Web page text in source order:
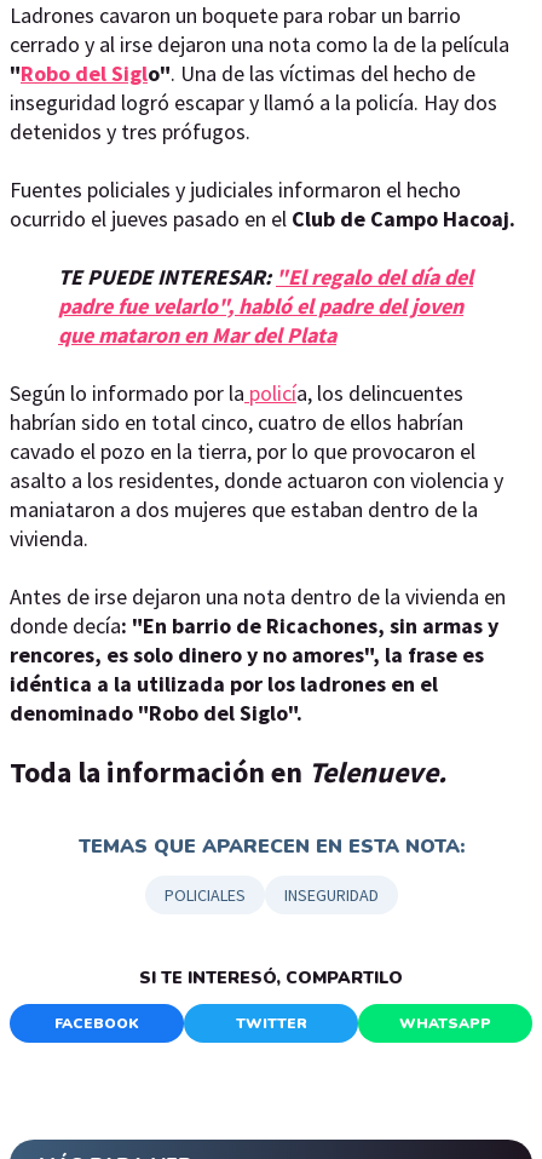
Ladrones cavaron un boquete para robar un barrio
cerrado y al irse dejaron una nota como la de la película
"Robo del Siglo". Una de las víctimas del hecho de
inseguridad logró escapar y llamó a la policía. Hay dos
detenidos y tres prófugos.
Fuentes policiales y judiciales informaron el hecho
ocurrido el jueves pasado en el Club de Campo Hacoaj.
TE PUEDE INTERESAR: "El regalo del día del
padre fue velarlo", habló el padre del joven
que mataron en Mar del Plata
Según lo informado por la policía, los delincuentes
habrían sido en total cinco, cuatro de ellos habrían
cavado el pozo en la tierra, por lo que provocaron el
asalto a los residentes, donde actuaron con violencia y
maniataron a dos mujeres que estaban dentro de la
vivienda.
Antes de irse dejaron una nota dentro de la vivienda en
donde decía: "En barrio de Ricachones, sin armas y
rencores, es solo dinero y no amores", la frase es
idéntica a la utilizada por los ladrones en el
denominado "Robo del Siglo".
Toda la información en Telenueve.
TEMAS QUE APARECEN EN ESTA NOTA:
POLICIALES INSEGURIDAD
SI TE INTERESÓ, COMPARTILO
FACEBOOK TWITTER WHATSAPP